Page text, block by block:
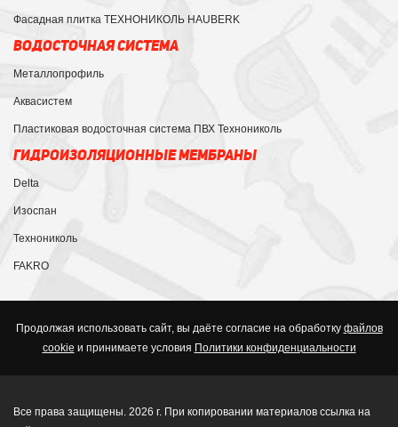
Фасадная плитка ТЕХНОНИКОЛЬ HAUBERK
ВОДОСТОЧНАЯ СИСТЕМА
Металлопрофиль
Аквасистем
Пластиковая водосточная система ПВХ Технониколь
ГИДРОИЗОЛЯЦИОННЫЕ МЕМБРАНЫ
Delta
Изоспан
Технониколь
FAKRO
Продолжая использовать сайт, вы даёте согласие на обработку файлов
cookie и принимаете условия Политики конфиденциальности
Все права защищены. 2026 г. При копировании материалов ссылка на